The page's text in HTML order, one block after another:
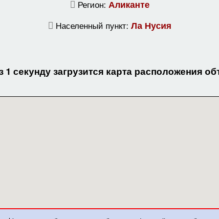
Регион: Аликанте
Населенный пункт: Ла Нусия
1 секунду загрузится карта расположения